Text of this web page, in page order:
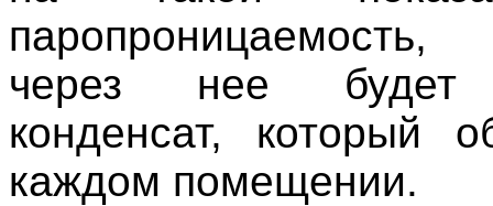
через нее будет
конденсат, который
каждом помещении.